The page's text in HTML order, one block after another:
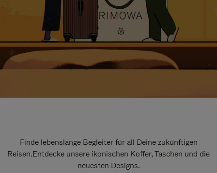
Finde lebenslange Begleiter für all Deine zukünftigen
Reisen.Entdecke unsere ikonischen Koffer, Taschen und die
neuesten Designs.